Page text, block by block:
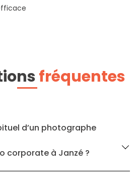
fréquentes
d’un photographe
corporate à Janzé ?